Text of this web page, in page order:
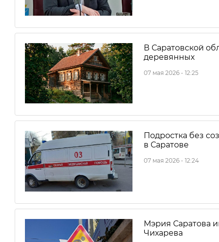
В Саратовской
деревянных
07 мая 2026 - 12:25
Подростка без
в Саратове
07 мая 2026 - 12:24
Мэрия Саратова
Чихарева